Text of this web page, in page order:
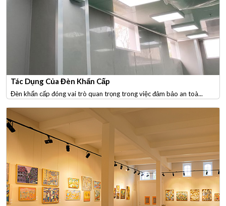
Tác Dụng Của Đèn Khẩn Cấp
Đèn khẩn cấp đóng vai trò quan trọng trong việc đảm bảo an toà...